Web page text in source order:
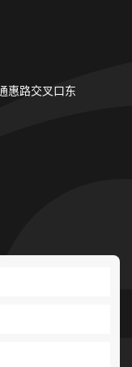
惠路交叉口东